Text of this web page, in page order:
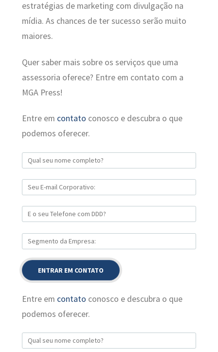
estratégias de marketing com divulgação na
mídia. As chances de ter sucesso serão muito
maiores.
Quer saber mais sobre os serviços que uma
assessoria oferece? Entre em contato com a
MGA Press!
Entre em contato conosco e descubra o que
podemos oferecer.
Entre em contato conosco e descubra o que
podemos oferecer.